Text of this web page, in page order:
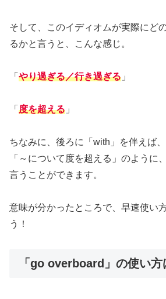
そして、このイディオムが実際にど
るかと言うと、こんな感じ。
「 やり過ぎる／行き過ぎる 」
「 度を超える 」
ちなみに、後ろに「with」を伴えば
「～について度を超える」のように
言うことができます。
意味が分かったところで、早速使い
う！
「go overboard」の使い方